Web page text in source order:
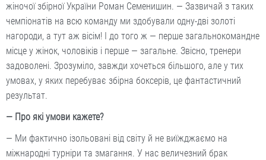
жіночої збірної України Роман Семенишин. — Зазвичай з таких
чемпіонатів на всю команду ми здобували одну-дві золоті
нагороди, а тут аж вісім! І до того ж — перше загальнокомандне
місце у жінок, чоловіків і перше — загальне. Звісно, тренери
задоволені. Зрозуміло, завжди хочеться більшого, але у тих
умовах, у яких перебуває збірна боксерів, це фантастичний
результат.
— Про які умови кажете?
— Ми фактично ізольовані від світу й не виїжджаємо на
міжнародні турніри та змагання. У нас величезний брак